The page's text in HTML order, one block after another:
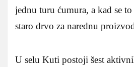
jednu turu ćumura, a kad se
staro drvo za narednu
U selu Kuti postoji šest